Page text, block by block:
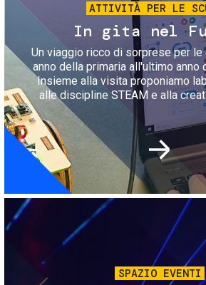
ATTIVITÀ PER LE
In gita nel
Un viaggio ricco di sorprese per
anno della primaria all'ultimo anno
Insieme alla visita proponiamo
alle discipline STEAM e alla
Immagine
SPAZIO EVENTI